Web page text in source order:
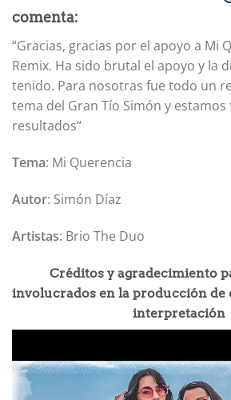
comenta:
“Gracias, gracias por el apoyo a Mi
Remix. Ha sido brutal el apoyo y la
tenido. Para nosotras fue todo un
tema del Gran Tío Simón y estamos
resultados“
Tema: Mi Querencia
Autor: Simón Díaz
Artistas: Brio The Duo
Créditos y agradecimiento
involucrados en la producción de
interpretación